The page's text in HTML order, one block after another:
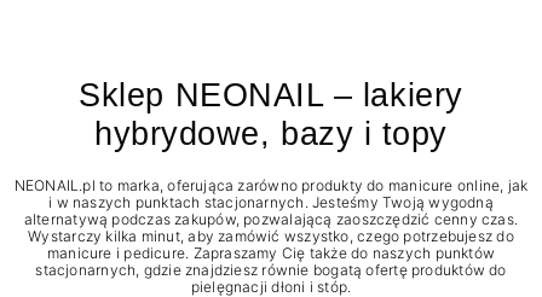
Sklep NEONAIL – lakiery
hybrydowe, bazy i topy
NEONAIL.pl to marka, oferująca zarówno produkty do manicure online, jak
i w naszych punktach stacjonarnych. Jesteśmy Twoją wygodną
alternatywą podczas zakupów, pozwalającą zaoszczędzić cenny czas.
Wystarczy kilka minut, aby zamówić wszystko, czego potrzebujesz do
manicure i pedicure. Zapraszamy Cię także do naszych punktów
stacjonarnych, gdzie znajdziesz równie bogatą ofertę produktów do
pielęgnacji dłoni i stóp.